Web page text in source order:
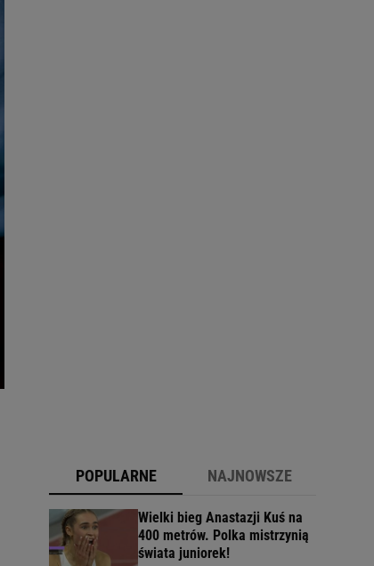
POPULARNE NAJNOWSZE
Wielki bieg Anastazji Kuś na
400 metrów. Polka mistrzynią
świata juniorek!